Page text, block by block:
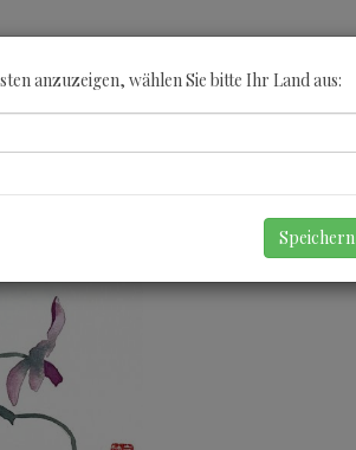
anzuzeigen, wählen Sie bitte Ihr Land aus:
Speichern